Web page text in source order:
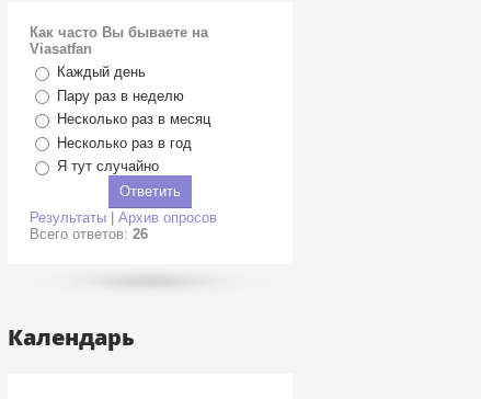
Как часто Вы бываете на
Viasatfan
Каждый день
Пару раз в неделю
Несколько раз в месяц
Несколько раз в год
Я тут случайно
Результаты
Архив опросов
Всего ответов: 26
Календарь